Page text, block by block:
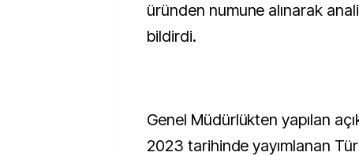
üründen numune alınarak
bildirdi.
Genel Müdürlükten yapılan
2023 tarihinde yayımlanan